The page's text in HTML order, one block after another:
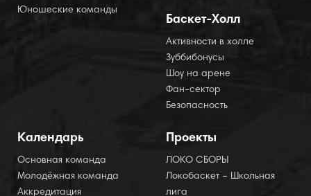
Юношеские команды
Баскет-Холл
Активности в холле
Зуббибонусы
Шоу на арене
Фан-сектор
Безопасность
Календарь
Основная команда
Молодёжная команда
Аккредитация
Проекты
ЛОКО СБОРЫ
Локобаскет – Школьная
лига